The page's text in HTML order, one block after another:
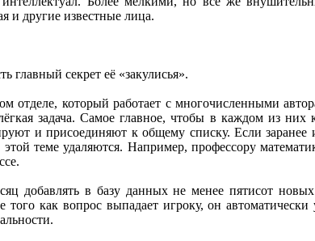
и другие известные лица.
главный секрет её «закулисья».
отделе, который работает с многочисленными
задача. Самое главное, чтобы в каждом из
и присоединяют к общему списку. Если заранее
теме удаляются. Например, профессору
добавлять в базу данных не менее пятисот
как вопрос выпадает игроку, он